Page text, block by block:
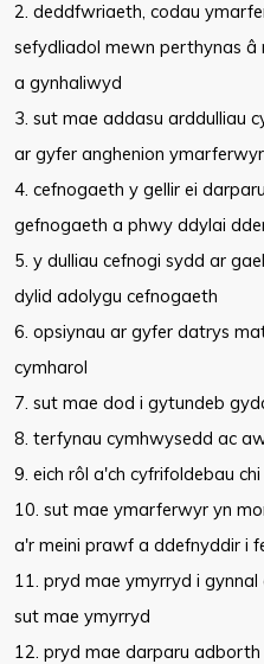
2. deddfwriaeth, codau
sefydliadol mewn perthynas
a gynhaliwyd
3. sut mae addasu arddulliau
ar gyfer anghenion ymarferwyr
4. cefnogaeth y gellir ei
gefnogaeth a phwy ddylai
5. y dulliau cefnogi sydd ar
dylid adolygu cefnogaeth
6. opsiynau ar gyfer datrys
cymharol
7. sut mae dod i gytundeb
8. terfynau cymhwysedd ac
9. eich rôl a'ch cyfrifoldebau chi
10. sut mae ymarferwyr yn
a'r meini prawf a ddefnyddir i
11. pryd mae ymyrryd i
sut mae ymyrryd
12. pryd mae darparu